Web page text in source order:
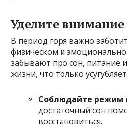
Уделите внимание
В период горя важно
физическом и
забывают про сон, питание
жизни, что только
Соблюдайте режим
достаточный сон
восстановиться.